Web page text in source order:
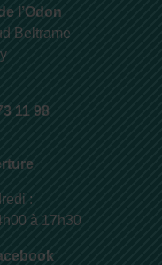
l’Odon
Beltrame
11 98
:
à 17h30